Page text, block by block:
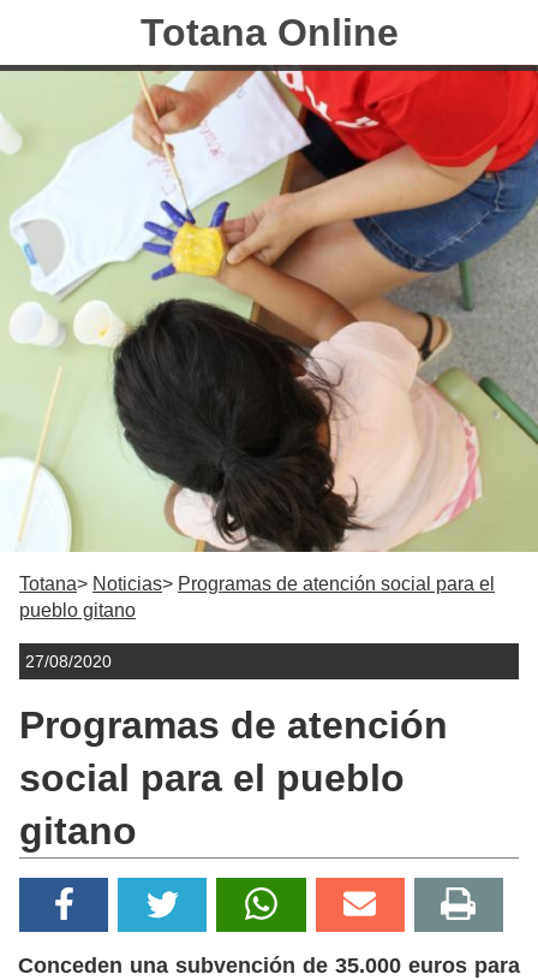
Totana Online
Totana Noticias
Programas de atención social para el
pueblo gitano
27/08/2020
Programas de atención
social para el pueblo
gitano
Conceden una subvención de 35.000 euros para